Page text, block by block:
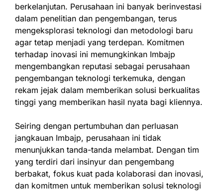
berkelanjutan. Perusahaan ini banyak berinvestasi
dalam penelitian dan pengembangan, terus
mengeksplorasi teknologi dan metodologi baru
agar tetap menjadi yang terdepan. Komitmen
terhadap inovasi ini memungkinkan Imbajp
mengembangkan reputasi sebagai perusahaan
pengembangan teknologi terkemuka, dengan
rekam jejak dalam memberikan solusi berkualitas
tinggi yang memberikan hasil nyata bagi kliennya.
Seiring dengan pertumbuhan dan perluasan
jangkauan Imbajp, perusahaan ini tidak
menunjukkan tanda-tanda melambat. Dengan tim
yang terdiri dari insinyur dan pengembang
berbakat, fokus kuat pada kolaborasi dan inovasi,
dan komitmen untuk memberikan solusi teknologi